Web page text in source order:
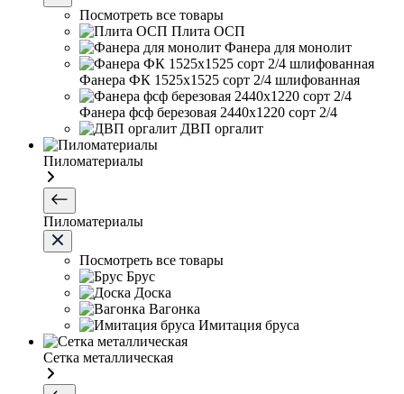
Посмотреть все товары
Плита ОСП
Фанера для монолит
Фанера ФК 1525х1525 сорт 2/4 шлифованная
Фанера фсф березовая 2440х1220 сорт 2/4
ДВП оргалит
Пиломатериалы
Пиломатериалы
Посмотреть все товары
Брус
Доска
Вагонка
Имитация бруса
Сетка металлическая